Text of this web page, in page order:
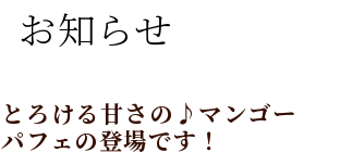
お知らせ
とろける甘さの♪マンゴー
パフェの登場です！